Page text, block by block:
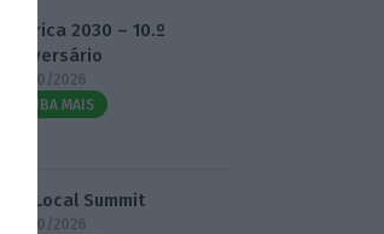
Fábrica 2030 – 10.º
Aniversário
14/10/2026
SAIBA MAIS
3.º Local Summit
07/10/2026